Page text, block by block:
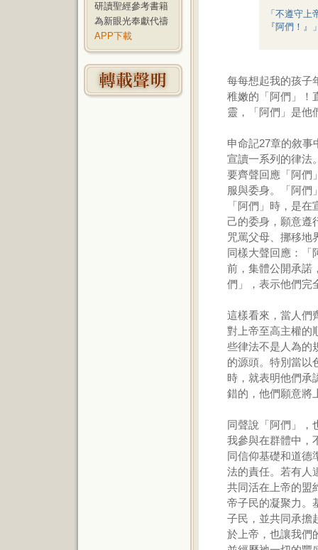
研讀聖經參考書籍
為新眼光奉獻代禱
APP下載
「不遵守
『阿們！
每每想起我的孩子
稚嫩的「阿們」！
靈，「阿們」是他
申命記27章的敘事
宣讀一系列的律法
要齊聲回應「阿們
服與委身。「阿們
「阿們」時，是
己的委身，願意遵
咒罵父母、挪移
同樣大聲回應：「
前，集體公開承諾
們」，表示他們完
這樣看來，當人們
對上帝至高主權的
些律法不是人為的
的源頭。特別當以
時，就表明他們承
錯的，他們願意將
同聲說「阿們」，
我參與在群體中，
同信仰基礎和道德
法的責任。若有人
共同活在上帝的盟
帝子民的凝聚力。
子民，並共同承擔
於上帝，也讓我們